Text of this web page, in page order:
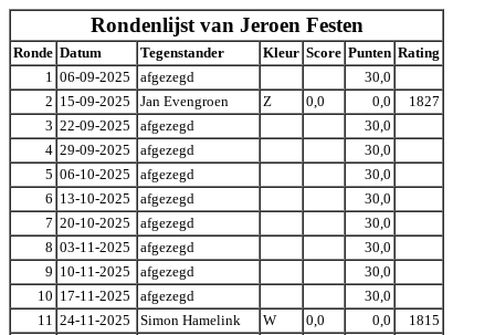
Rondenlijst van Jeroen Festen
Ronde Datum Tegenstander Kleur Score Punten Rating
1 06-09-2025 afgezegd
30,0
2 15-09-2025 Jan Evengroen Z 0,0 0,0
1827
3 22-09-2025 afgezegd
30,0
4 29-09-2025 afgezegd
30,0
5 06-10-2025 afgezegd
30,0
6 13-10-2025 afgezegd
30,0
7 20-10-2025 afgezegd
30,0
8 03-11-2025 afgezegd
30,0
9 10-11-2025 afgezegd
30,0
10 17-11-2025 afgezegd
30,0
11 24-11-2025 Simon Hamelink W 0,0 0,0
1815